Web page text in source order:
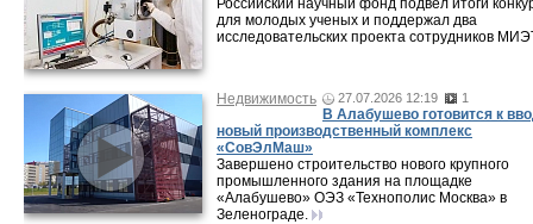
Российский научный фонд подвел итоги
для молодых ученых и поддержал два
исследовательских проекта сотрудников
Недвижимость 27.07.2026 12:19 1
В Алабушево готовится к
новый производственный комплекс
«СовЭлМаш»
Завершено строительство нового крупного
промышленного здания на площадке
«Алабушево» ОЭЗ «Технополис Москва» в
Зеленограде.